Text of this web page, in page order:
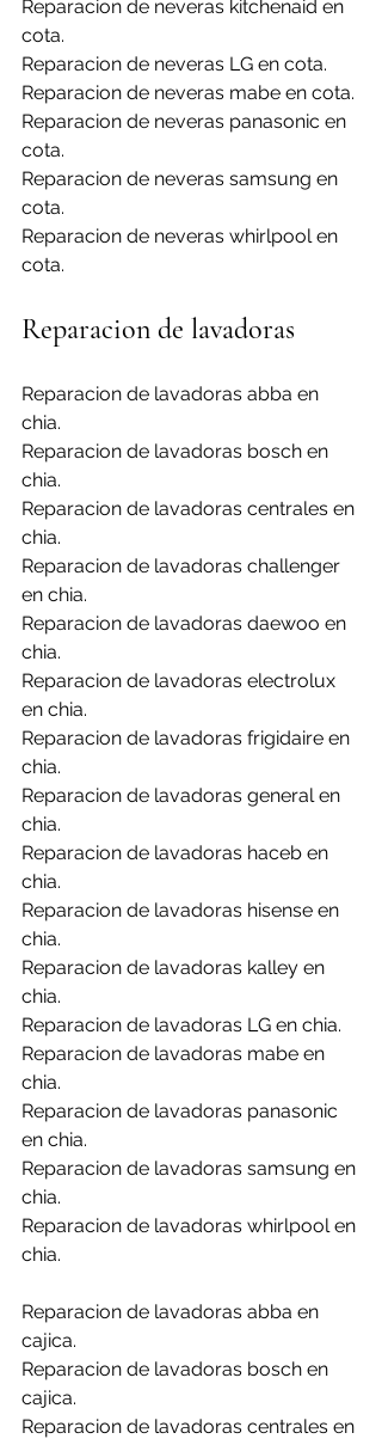
Reparacion de neveras kitchenaid en
cota.
Reparacion de neveras LG en cota.
Reparacion de neveras mabe en cota.
Reparacion de neveras panasonic en
cota.
Reparacion de neveras samsung en
cota.
Reparacion de neveras whirlpool en
cota.
Reparacion de lavadoras
Reparacion de lavadoras abba en
chia.
Reparacion de lavadoras bosch en
chia.
Reparacion de lavadoras centrales en
chia.
Reparacion de lavadoras challenger
en chia.
Reparacion de lavadoras daewoo en
chia.
Reparacion de lavadoras electrolux
en chia.
Reparacion de lavadoras frigidaire en
chia.
Reparacion de lavadoras general en
chia.
Reparacion de lavadoras haceb en
chia.
Reparacion de lavadoras hisense en
chia.
Reparacion de lavadoras kalley en
chia.
Reparacion de lavadoras LG en chia.
Reparacion de lavadoras mabe en
chia.
Reparacion de lavadoras panasonic
en chia.
Reparacion de lavadoras samsung en
chia.
Reparacion de lavadoras whirlpool en
chia.
Reparacion de lavadoras abba en
cajica.
Reparacion de lavadoras bosch en
cajica.
Reparacion de lavadoras centrales en